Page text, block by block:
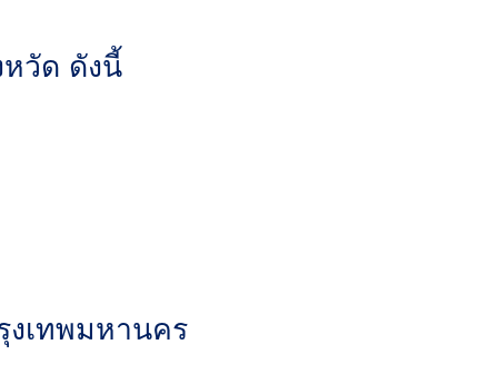
วัด ดังนี้
งเทพมหานคร